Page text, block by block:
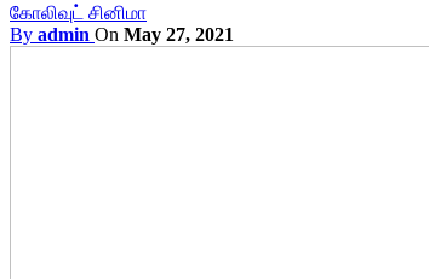
கோலிவுட் சினிமா
By admin On May 27, 2021